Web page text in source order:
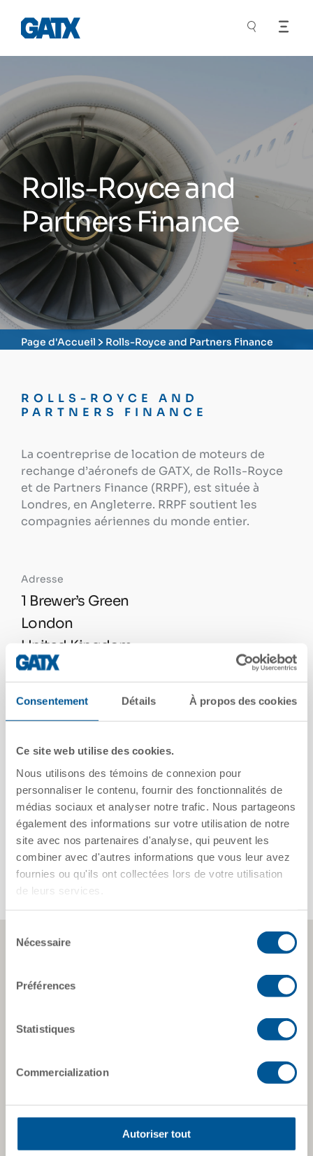
Consentement Détails À propos des cookies
Ce site web utilise des cookies.
Nous utilisons des témoins de connexion pour
personnaliser le contenu, fournir des fonctionnalités de
médias sociaux et analyser notre trafic. Nous partageons
également des informations sur votre utilisation de notre
site avec nos partenaires d'analyse, qui peuvent les
combiner avec d'autres informations que vous leur avez
fournies ou qu'ils ont collectées lors de votre utilisation
de leurs services.
Nécessaire
Préférences
Statistiques
Commercialization
Autoriser tout
Rolls-Royce and
Partners Finance
Page d'Accueil Rolls-Royce and Partners Finance
ROLLS-ROYCE AND
PARTNERS FINANCE
La coentreprise de location de moteurs de
rechange d’aéronefs de GATX, de Rolls-Royce
et de Partners Finance (RRPF), est située à
Londres, en Angleterre. RRPF soutient les
compagnies aériennes du monde entier.
Adresse
1 Brewer’s Green
London
United Kingdom
SW1H 0RH
Voir sur Google Maps
Téléphone
312-621-6200
Email
contactgatx@gatx.com